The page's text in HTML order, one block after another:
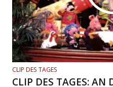
CLIP DES TAGES
CLIP DES TAGES: AN